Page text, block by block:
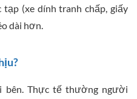
(xe dính tranh chấp, giấy
dài hơn.
bên. Thực tế thường người